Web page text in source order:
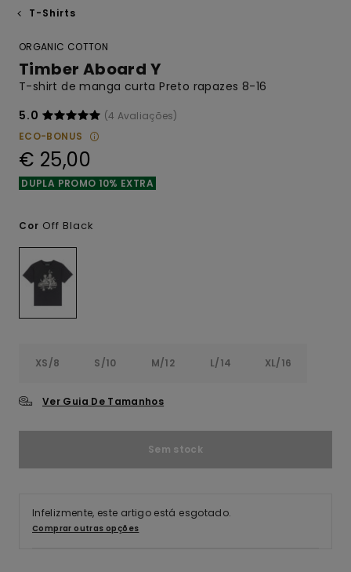
T-Shirts
ORGANIC COTTON
Timber Aboard Y
T-shirt de manga curta Preto rapazes 8-16
5.0
(4 Avaliações)
ECO-BONUS
€ 25,00
DUPLA PROMO 10% EXTRA
Cor Off Black
XS/8 S/10 M/12 L/14 XL/16
Ver Guia De Tamanhos
Sem stock
Infelizmente, este artigo está esgotado.
Comprar outras opções